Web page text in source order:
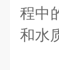
程中
和水